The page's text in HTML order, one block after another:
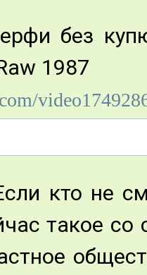
без
1987
кто не
такое со